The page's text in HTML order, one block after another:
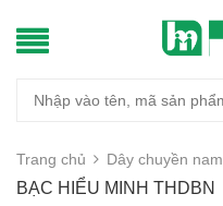
Trang chủ Dây chuyền nam
BẠC HIỂU MINH THDBN